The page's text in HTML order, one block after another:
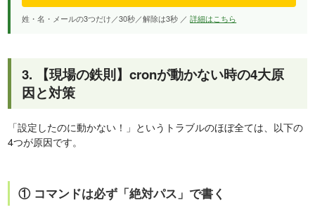
姓・名・メールの3つだけ／30秒／解除は3秒 ／詳細はこちら
3. 【現場の鉄則】cronが動かない時の4大原
因と対策
「設定したのに動かない！」というトラブルのほぼ全ては、以下の
4つが原因です。
① コマンドは必ず「絶対パス」で書く